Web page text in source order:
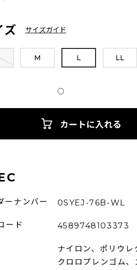
ズ サイズガイド
M L LL
○
カートに入れる
ーナンバー 0SYEJ-76B-WL
ード 4589748103373
ナイロン、ポリウレ
クロロプレンゴム